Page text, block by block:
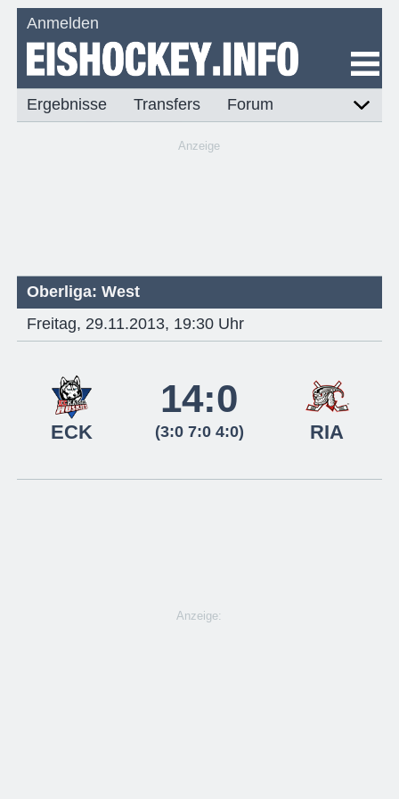
Anmelden
Ergebnisse Transfers Forum
Anzeige
Oberliga: West
Freitag, 29.11.2013, 19:30 Uhr
ECK
14:0
(3:0 7:0 4:0) RIA
Anzeige: